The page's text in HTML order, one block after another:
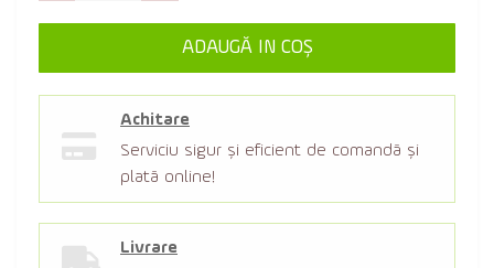
ADAUGĂ IN COŞ
Achitare
Serviciu sigur şi eficient de comandă şi
plată online!
Livrare